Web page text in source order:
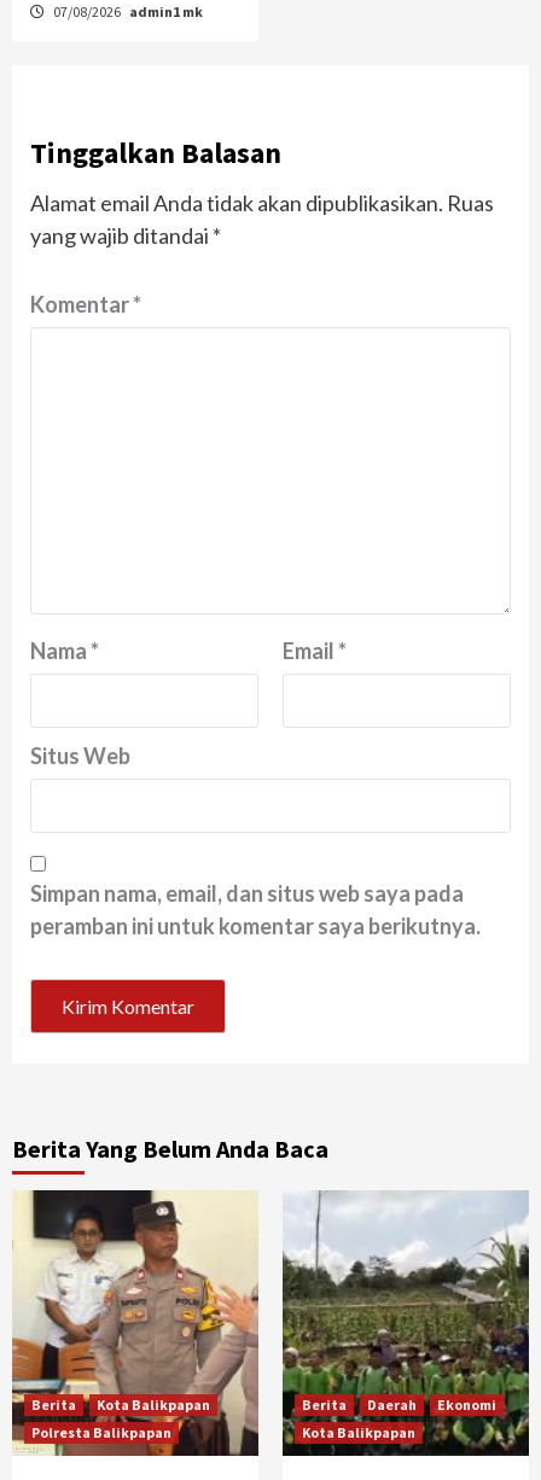
07/08/2026 admin1 mk
Tinggalkan Balasan
Alamat email Anda tidak akan dipublikasikan. Ruas
yang wajib ditandai *
Komentar*
Nama* Email*
Situs Web
Simpan nama, email, dan situs web saya pada
peramban ini untuk komentar saya berikutnya.
Berita Yang Belum Anda Baca
Berita
Kota Balikpapan
Polresta Balikpapan
Berita Daerah
Ekonomi
Kota Balikpapan